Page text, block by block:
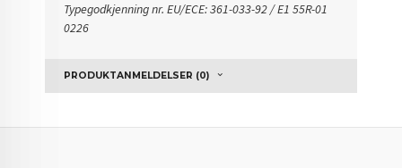
Typegodkjenning nr.EU/ECE: 361-033-92 / E155R-01
0226
PRODUKTANMELDELSER (0)